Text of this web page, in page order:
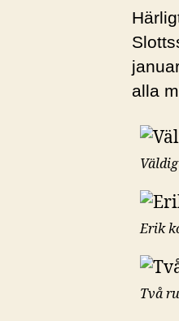
alla
Erik
Två